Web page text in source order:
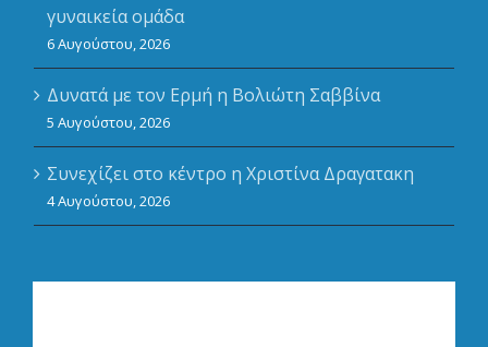
γυναικεία ομάδα
6 Αυγούστου, 2026
Δυνατά με τον Ερμή η Βολιώτη Σαββίνα
5 Αυγούστου, 2026
Συνεχίζει στο κέντρο η Χριστίνα Δραγατακη
4 Αυγούστου, 2026